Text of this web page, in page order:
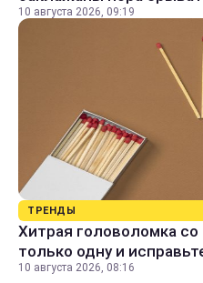
10 августа 2026, 09:19
ТРЕНДЫ
Хитрая головоломка со
только одну и
10 августа 2026, 08:16